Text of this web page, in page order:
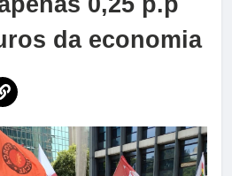
da economia